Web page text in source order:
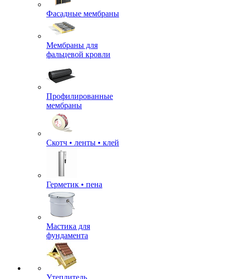
Фасадные мембраны
Мембраны для
фальцевой кровли
Профилированные
мембраны
Скотч • ленты • клей
Герметик • пена
Мастика для
фундамента
Утеплитель